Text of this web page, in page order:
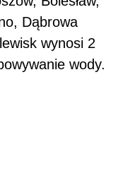
Dąbrowa
wynosi 2
wody.